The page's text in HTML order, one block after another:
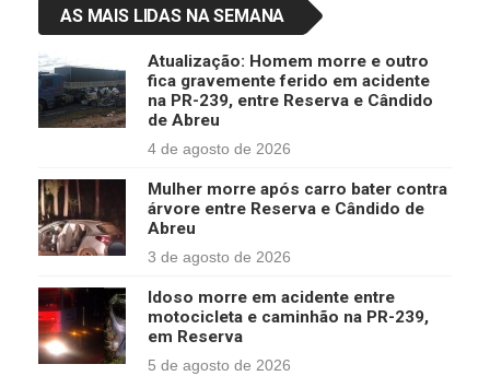
AS MAIS LIDAS NA SEMANA
Atualização: Homem morre e outro
fica gravemente ferido em acidente
na PR-239, entre Reserva e Cândido
de Abreu
4 de agosto de 2026
Mulher morre após carro bater contra
árvore entre Reserva e Cândido de
Abreu
3 de agosto de 2026
Idoso morre em acidente entre
motocicleta e caminhão na PR-239,
em Reserva
5 de agosto de 2026